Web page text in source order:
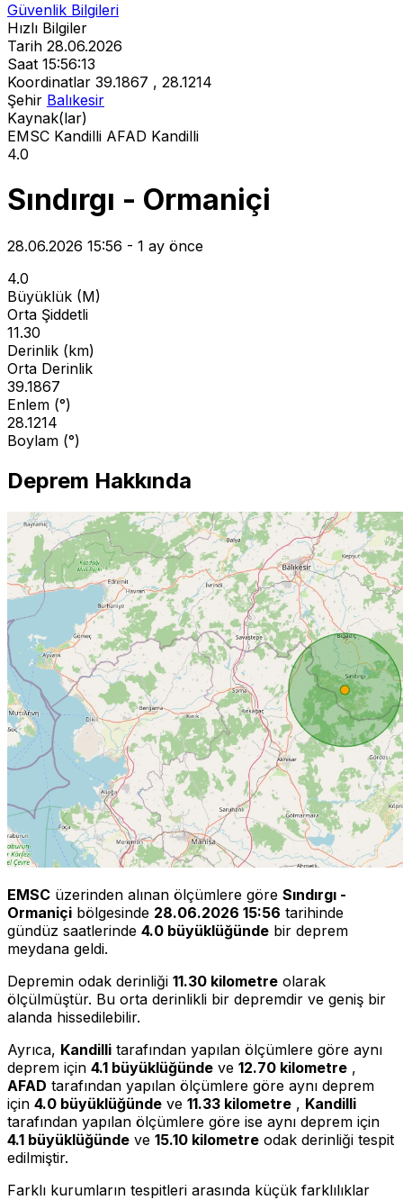
Güvenlik Bilgileri
Hızlı Bilgiler
Tarih 28.06.2026
Saat 15:56:13
Koordinatlar 39.1867 , 28.1214
Şehir Balıkesir
Kaynak(lar)
EMSC Kandilli AFAD Kandilli
4.0
Sındırgı - Ormaniçi
28.06.2026 15:56 - 1 ay önce
4.0
Büyüklük (M)
Orta Şiddetli
11.30
Derinlik (km)
Orta Derinlik
39.1867
Enlem (°)
28.1214
Boylam (°)
Deprem Hakkında
EMSC üzerinden alınan ölçümlere göre Sındırgı -
Ormaniçi bölgesinde 28.06.2026 15:56 tarihinde
gündüz saatlerinde 4.0 büyüklüğünde bir deprem
meydana geldi.
Depremin odak derinliği 11.30 kilometre olarak
ölçülmüştür. Bu orta derinlikli bir depremdir ve geniş bir
alanda hissedilebilir.
Ayrıca, Kandilli tarafından yapılan ölçümlere göre aynı
deprem için 4.1 büyüklüğünde ve 12.70 kilometre ,
AFAD tarafından yapılan ölçümlere göre aynı deprem
için 4.0 büyüklüğünde ve 11.33 kilometre , Kandilli
tarafından yapılan ölçümlere göre ise aynı deprem için
4.1 büyüklüğünde ve 15.10 kilometre odak derinliği tespit
edilmiştir.
Farklı kurumların tespitleri arasında küçük farklılıklar